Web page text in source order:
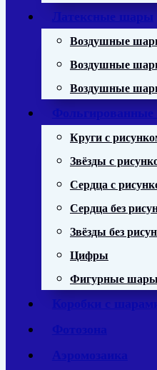
Латексные шары
Воздушные
Воздушные
Воздушные
Фольгированные
Круги с
Звёзды с
Сердца с
Сердца без
Звёзды без
Цифры
Фигурные шары
Коробки с шарами
Фотозона
Аэромозаика